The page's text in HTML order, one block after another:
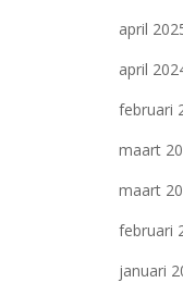
april
april
februari
maart
maart
februari
januari